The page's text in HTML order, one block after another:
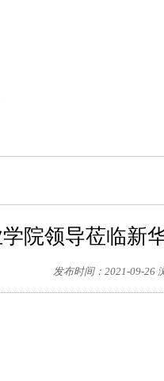
院领导莅临新
发布时间：2021-09-26